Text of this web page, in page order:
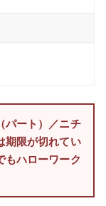
パート）／ニチ
期限が切れてい
もハローワーク